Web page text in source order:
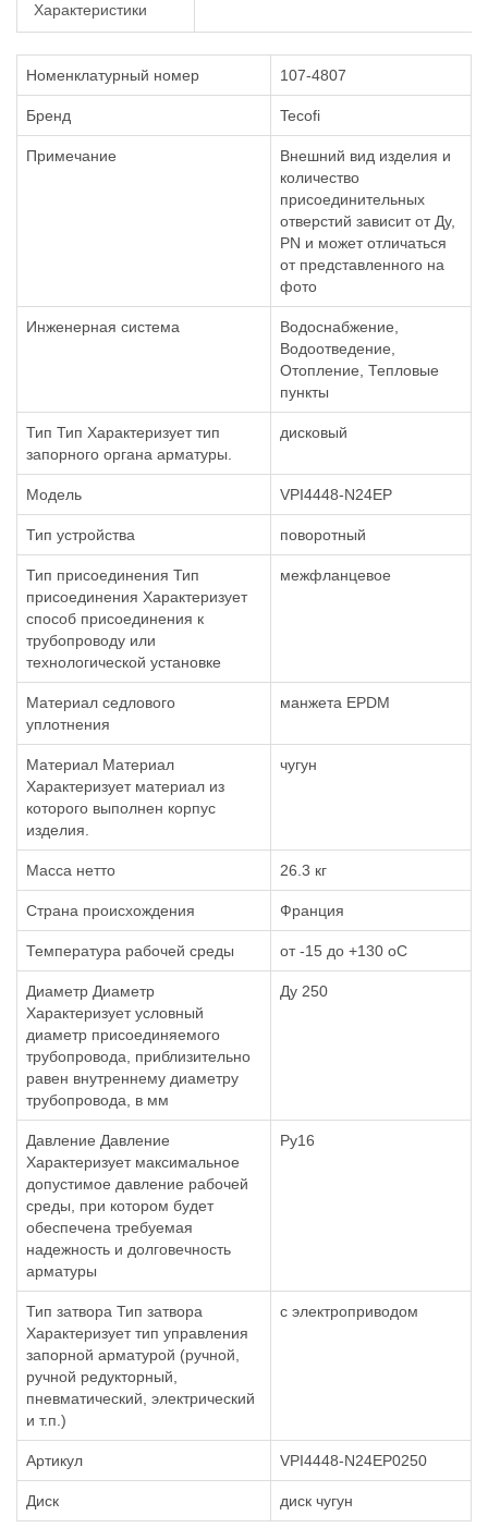
Характеристики
Номенклатурный номер 107-4807
Бренд Tecofi
Примечание
Внешний вид изделия и
количество
присоединительных
отверстий зависит от Ду,
PN и может отличаться
от представленного на
фото
Инженерная система
Водоснабжение,
Водоотведение,
Отопление, Тепловые
пункты
Тип Тип Характеризует тип
запорного органа арматуры.
дисковый
Модель VPI4448-N24EP
Тип устройства поворотный
Тип присоединения Тип
присоединения Характеризует
способ присоединения к
трубопроводу или
технологической установке
межфланцевое
Материал седлового
уплотнения
манжета EPDM
Материал Материал
Характеризует материал из
которого выполнен корпус
изделия.
чугун
Масса нетто 26.3 кг
Страна происхождения Франция
Температура рабочей среды от -15 до +130 oC
Диаметр Диаметр
Характеризует условный
диаметр присоединяемого
трубопровода, приблизительно
равен внутреннему диаметру
трубопровода, в мм
Ду 250
Давление Давление
Характеризует максимальное
допустимое давление рабочей
среды, при котором будет
обеспечена требуемая
надежность и долговечность
арматуры
Ру16
Тип затвора Тип затвора
Характеризует тип управления
запорной арматурой (ручной,
ручной редукторный,
пневматический, электрический
и т.п.)
с электроприводом
Артикул VPI4448-N24EP0250
Диск диск чугун